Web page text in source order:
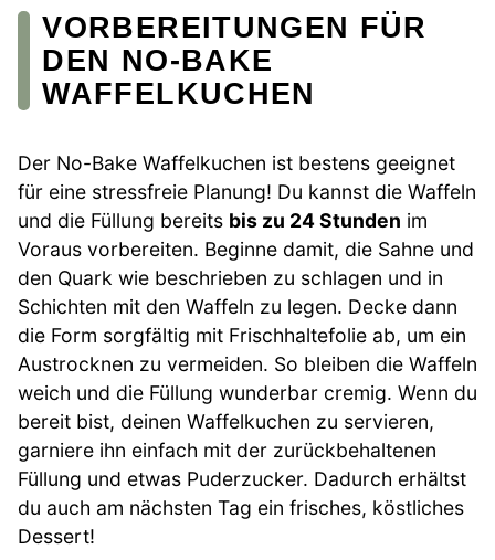
VORBEREITUNGEN FÜR
DEN NO-BAKE
WAFFELKUCHEN
Der No-Bake Waffelkuchen ist bestens geeignet
für eine stressfreie Planung! Du kannst die Waffeln
und die Füllung bereits bis zu 24 Stunden im
Voraus vorbereiten. Beginne damit, die Sahne und
den Quark wie beschrieben zu schlagen und in
Schichten mit den Waffeln zu legen. Decke dann
die Form sorgfältig mit Frischhaltefolie ab, um ein
Austrocknen zu vermeiden. So bleiben die Waffeln
weich und die Füllung wunderbar cremig. Wenn du
bereit bist, deinen Waffelkuchen zu servieren,
garniere ihn einfach mit der zurückbehaltenen
Füllung und etwas Puderzucker. Dadurch erhältst
du auch am nächsten Tag ein frisches, köstliches
Dessert!